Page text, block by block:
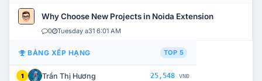
Why Choose New Projects in Noida Extension
0 Tuesday a31 6:01 AM
BẢNG XẾP HẠNG TOP 5
1 Trần Thị Hương 25,548 VNĐ